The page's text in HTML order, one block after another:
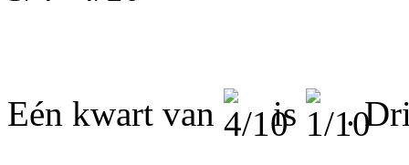
Eén kwart van is .